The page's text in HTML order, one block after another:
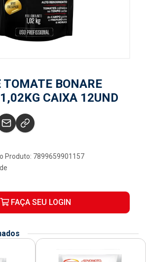
TOMATE BONARE
CAIXA 12UND
Produto: 7899659901157
FAÇA SEU LOGIN